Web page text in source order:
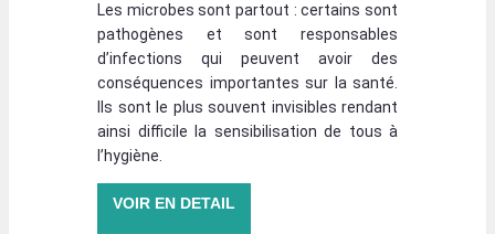
Les microbes sont partout : certains sont
pathogènes et sont responsables
d’infections qui peuvent avoir des
conséquences importantes sur la santé.
Ils sont le plus souvent invisibles rendant
ainsi difficile la sensibilisation de tous à
l’hygiène.
VOIR EN DETAIL